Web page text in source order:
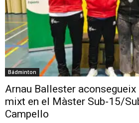
Bádminton
Arnau Ballester aconsegueix
mixt en el Màster Sub-15/
Campello